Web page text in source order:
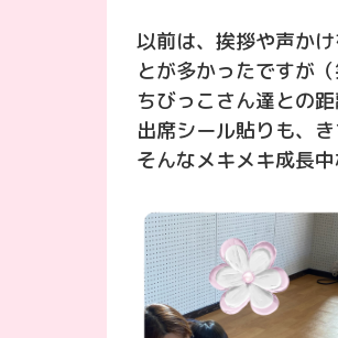
以前は、挨拶や声か
とが多かったですが
ちびっこさん達との
出席シール貼りも、
そんなメキメキ成長